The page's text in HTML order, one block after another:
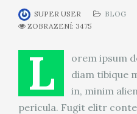
SUPER USER BLOG
ZOBRAZENÍ: 3475
L
orem ipsum
diam tibique
in, minim
pericula. Fugit elitr